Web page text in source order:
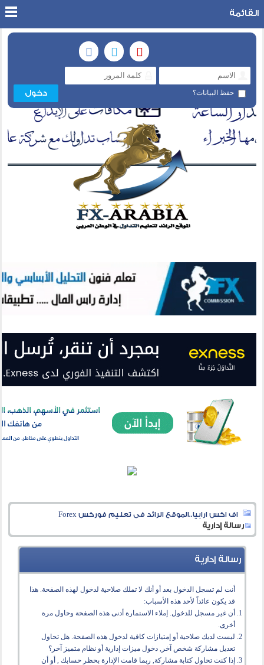
حفظ البيانات؟
القائمة
اف اكس ارابيا..الموقع الرائد فى تعليم فوركس Forex
رسالة إدارية
رسالة إدارية
أنت لم تسجل الدخول بعد أو أنك لا تملك صلاحية لدخول لهذه الصفحة. هذا
قد يكون عائداً لأحد هذه الأسباب:
أن غير مسجل للدخول. إملاء الاستمارة أدنى هذه الصفحة وحاول مرة
أخرى.
ليست لديك صلاحية أو إمتيازات كافية لدخول هذه الصفحة. هل تحاول
تعديل مشاركة شخص آخر, دخول ميزات إدارية أو نظام متميز آخر؟
إذا كنت تحاول كتابة مشاركة, ربما قامت الإدارة بحظر حسابك , أو أن